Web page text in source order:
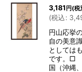
3,181円(税
(税込:
円山応挙
自の美意
としては
です。□
国（沖縄